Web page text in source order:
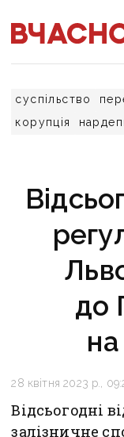
суспільство
корупція
до
28 квітня 2023 р.,
Відсьогодні
залізничне